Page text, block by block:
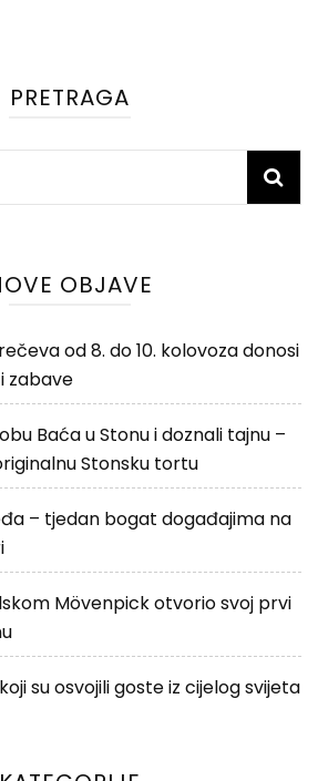
PRETRAGA
OBJAVE
od 8. do 10. kolovoza donosi
zabave
Baća u Stonu i doznali tajnu –
Stonsku tortu
– tjedan bogat događajima na
Mövenpick otvorio svoj prvi
su osvojili goste iz cijelog svijeta